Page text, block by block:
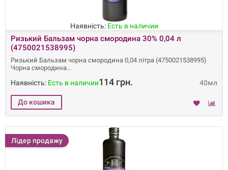
Наявність: Есть в наличии
Ризький Бальзам чорна смородина 30% 0,04 л
(4750021538995)
Ризький Бальзам чорна смородина 0,04 літра (4750021538995)
Чорна смородина
40мл
Наявність: Есть в наличии114 грн.
Лідер продажу